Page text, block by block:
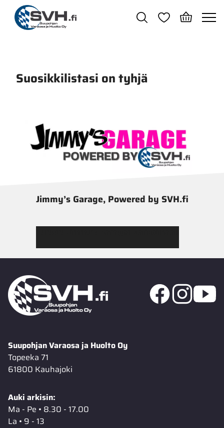
Siirry pääsisältöön
Suosikkilistasi on tyhjä
Jimmy’s Garage, Powered by SVH.fi
Suupohjan Varaosa ja Huolto Oy
Topeeka 71
61800 Kauhajoki
Auki arkisin:
Ma - Pe • 8.30 - 17.00
La • 9 - 13